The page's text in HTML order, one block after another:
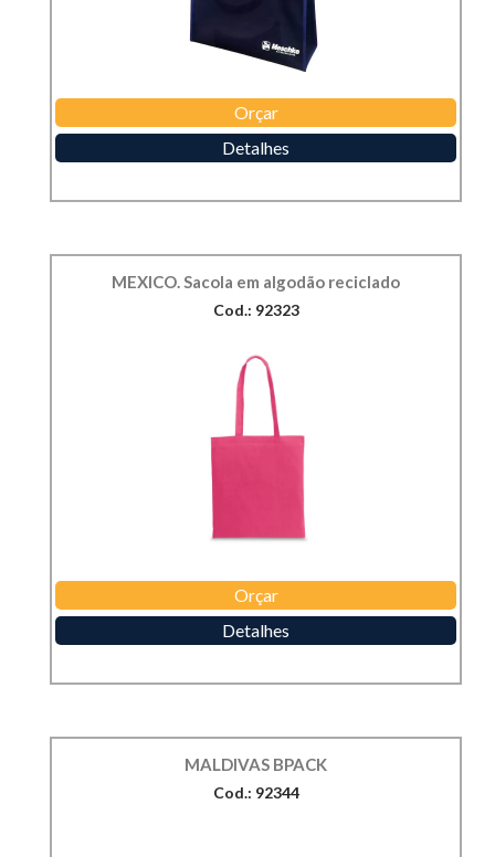
Orçar
Detalhes
MEXICO. Sacola em algodão reciclado
Cod.: 92323
Orçar
Detalhes
MALDIVAS BPACK
Cod.: 92344